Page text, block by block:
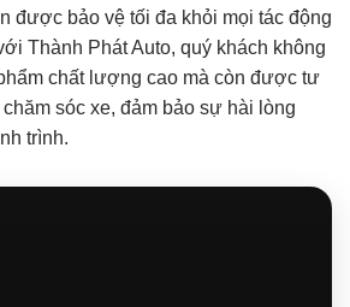
được bảo vệ tối đa khỏi mọi tác động
Thành Phát Auto, quý khách không
chất lượng cao mà còn được tư
sóc xe, đảm bảo sự hài lòng
trình.